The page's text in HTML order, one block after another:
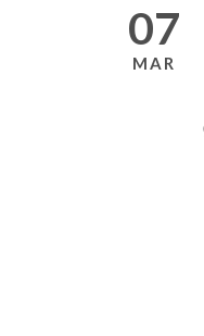
07
MAR